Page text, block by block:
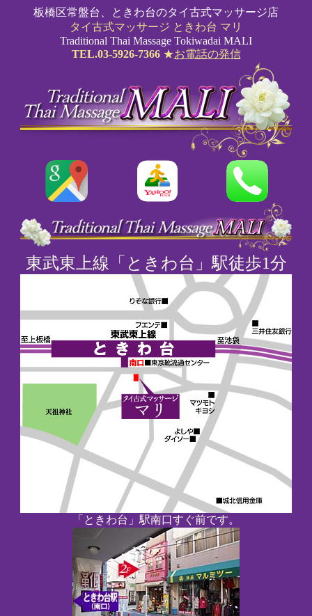
板橋区常盤台、ときわ台のタイ古式マッサージ店
タイ古式マッサージ ときわ台 マリ
Traditional Thai Massage Tokiwadai MALI
TEL.03-5926-7366★お電話の発信
東武東上線「ときわ台」駅徒歩1分
「ときわ台」駅南口すぐ前です。